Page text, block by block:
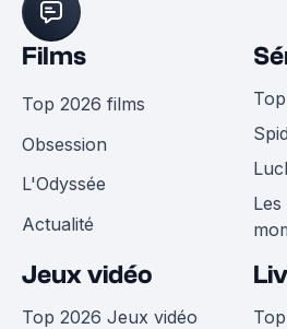
Films
Top 2026 films
Obsession
L'Odyssée
Actualité
Jeux vidéo
Top 2026 Jeux vidéo